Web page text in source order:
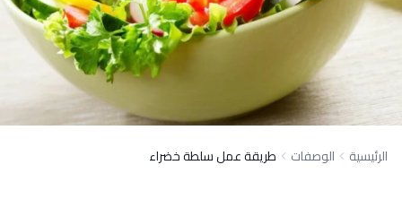
الرئيسية الوصفات طريقة عمل سلطة خضراء